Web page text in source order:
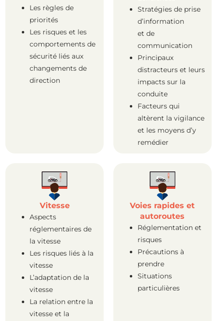
Les règles de
priorités
Les risques et les
comportements de
sécurité liés aux
changements de
direction
Stratégies de prise
d’information
et de
communication
Principaux
distracteurs et leurs
impacts sur la
conduite
Facteurs qui
altèrent la vigilance
et les moyens d’y
remédier
Vitesse
Aspects
réglementaires de
la vitesse
Les risques liés à la
vitesse
L’adaptation de la
vitesse
La relation entre la
vitesse et la
Voies rapides et
autoroutes
Réglementation et
risques
Précautions à
prendre
Situations
particulières